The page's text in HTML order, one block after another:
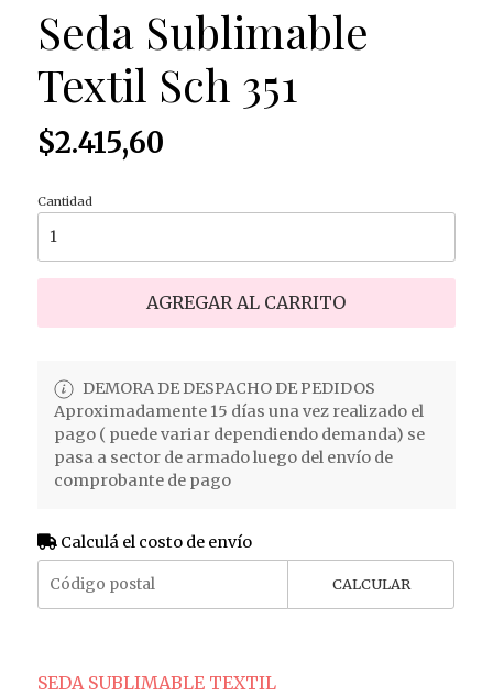
Seda Sublimable
Textil Sch 351
$2.415,60
Cantidad
AGREGAR AL CARRITO
DEMORA DE DESPACHO DE PEDIDOS
Aproximadamente 15 días una vez realizado el
pago ( puede variar dependiendo demanda) se
pasa a sector de armado luego del envío de
comprobante de pago
Calculá el costo de envío
CALCULAR
SEDA SUBLIMABLE TEXTIL